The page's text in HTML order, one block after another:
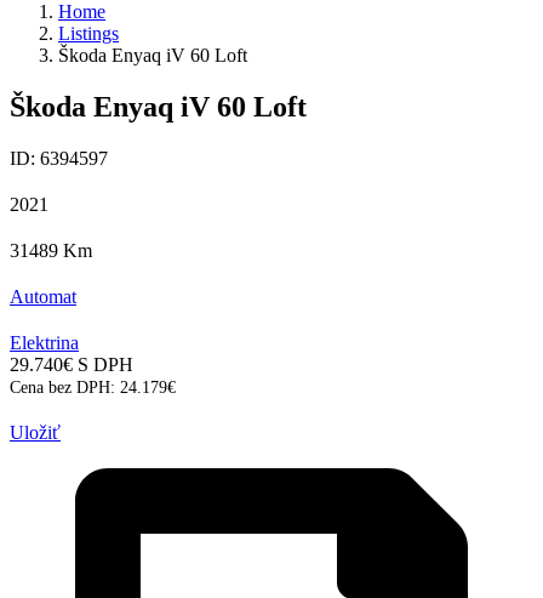
Home
Listings
Škoda Enyaq iV 60 Loft
Škoda Enyaq iV 60 Loft
ID: 6394597
2021
31489 Km
Automat
Elektrina
29.740€ S DPH
Cena bez DPH: 24.179€
Uložiť